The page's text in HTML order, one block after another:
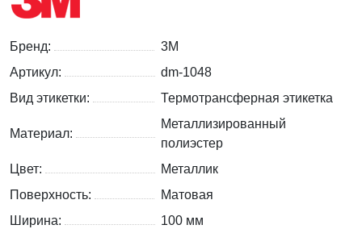
Бренд:
3M
Артикул:
dm-1048
Вид этикетки:
Термотрансферная этикетка
Материал:
Металлизированный
полиэстер
Цвет:
Металлик
Поверхность:
Матовая
Ширина:
100 мм